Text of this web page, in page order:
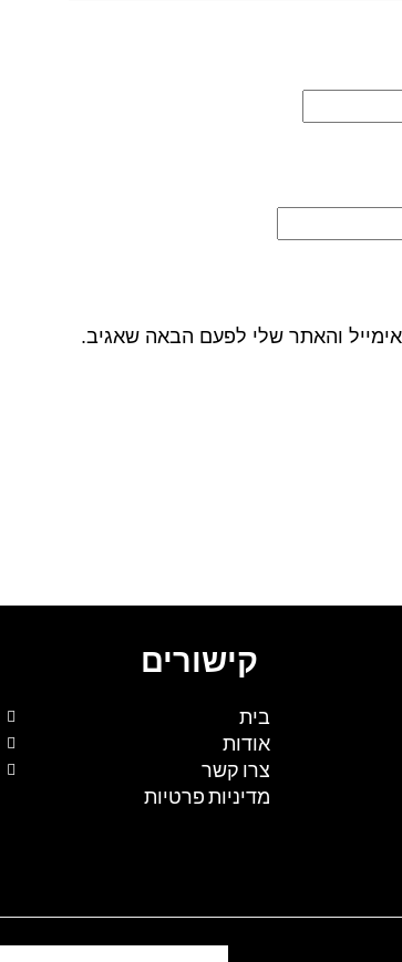
והאתר שלי לפעם הבאה שאגיב.
קישורים
בית
אודות
צרו קשר
מדיניות פרטיות